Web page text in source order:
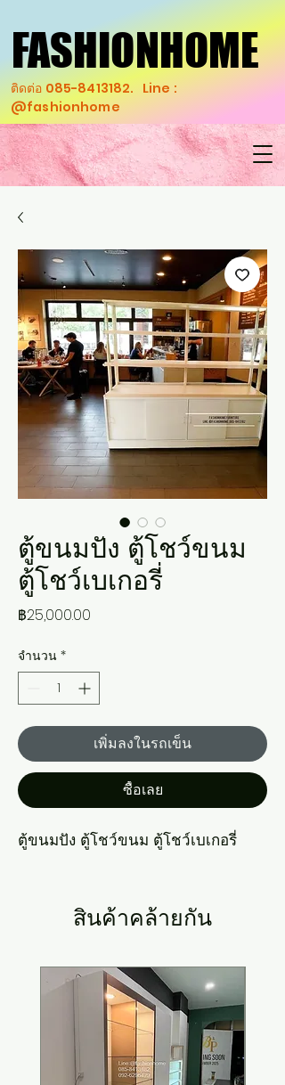
FASHIONHOME
FASHIONHOME
ติดต่อ 085-8413182. Line :
@fashionhome
ตู้ขนมปัง ตู้โชว์ขนม
ตู้โชว์เบเกอรี่
฿25,000.00
จำนวน *
เพิ่มลงในรถเข็น
ซื้อเลย
ตู้ขนมปัง ตู้โชว์ขนม ตู้โชว์เบเกอรี่
สินค้าคล้ายกัน